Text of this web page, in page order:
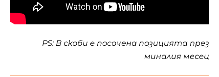
PS: В скоби е посочена позицията през
миналия месец